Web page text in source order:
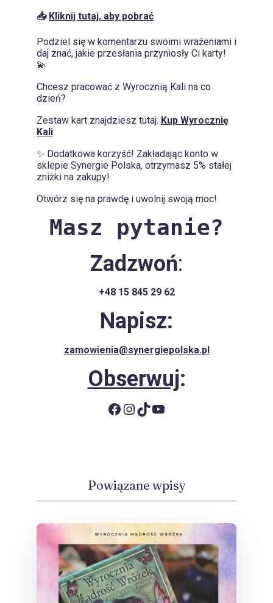
📥 Kliknij tutaj, aby pobrać
Podziel się w komentarzu swoimi wrażeniami i
daj znać, jakie przesłania przyniosły Ci karty!
💫
Chcesz pracować z Wyrocznią Kali na co
dzień?
Zestaw kart znajdziesz tutaj: Kup Wyrocznię
Kali
✨ Dodatkowa korzyść! Zakładając konto w
sklepie Synergie Polska, otrzymasz 5% stałej
zniżki na zakupy!
Otwórz się na prawdę i uwolnij swoją moc!
Masz pytanie?
Zadzwoń:
+48 15 845 29 62
Napisz:
zamowienia@synergiepolska.pl
Obserwuj:
Facebook
Instagram
TikTok
YouTube
Powiązane wpisy